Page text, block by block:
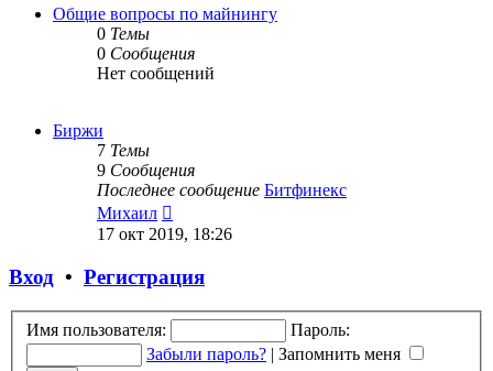
сообщению
Общие вопросы по майнингу
0 Темы
0 Сообщения
Нет сообщений
Биржи
7 Темы
9 Сообщения
Последнее сообщение Битфинекс
Михаил
к
17 окт 2019, 18:26
Вход • Регистрация
Имя пользователя:
Пароль:
Забыли пароль? | Запомнить меня